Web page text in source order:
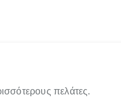
πελάτες.